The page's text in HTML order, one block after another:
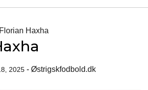
menu
Florian Haxha
2025 - Østrigskfodbold.dk